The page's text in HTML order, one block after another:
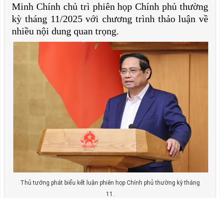
Minh Chính chủ trì phiên họp Chính phủ thường
kỳ tháng 11/2025 với chương trình thảo luận về
nhiều nội dung quan trọng.
Thủ tướng phát biểu kết luận phiên họp Chính phủ thường kỳ tháng
11.